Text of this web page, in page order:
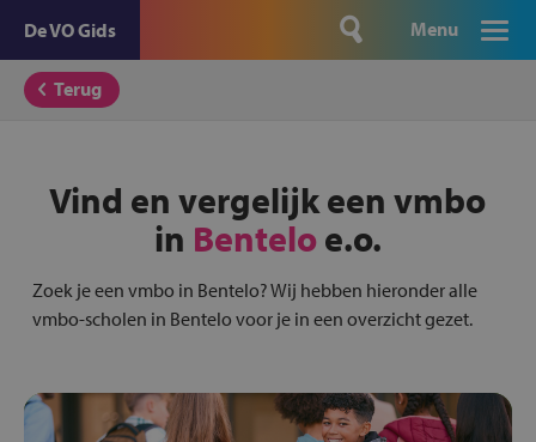
De VO Gids Menu
Terug
Vind en vergelijk een vmbo
in Benteloe.o.
Zoek je een vmbo in Bentelo? Wij hebben hieronder alle
vmbo-scholen in Bentelo voor je in een overzicht gezet.